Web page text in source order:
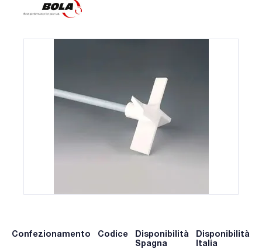
Confezionamento Codice
Disponibilità
Spagna
Disponibilità
Italia